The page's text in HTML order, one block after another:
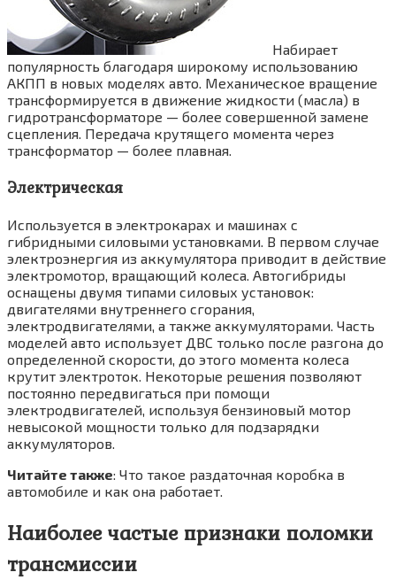
Набирает
популярность благодаря широкому использованию
АКПП в новых моделях авто. Механическое вращение
трансформируется в движение жидкости (масла) в
гидротрансформаторе — более совершенной замене
сцепления. Передача крутящего момента через
трансформатор — более плавная.
Электрическая
Используется в электрокарах и машинах с
гибридными силовыми установками. В первом случае
электроэнергия из аккумулятора приводит в действие
электромотор, вращающий колеса. Автогибриды
оснащены двумя типами силовых установок:
двигателями внутреннего сгорания,
электродвигателями, а также аккумуляторами. Часть
моделей авто использует ДВС только после разгона до
определенной скорости, до этого момента колеса
крутит электроток. Некоторые решения позволяют
постоянно передвигаться при помощи
электродвигателей, используя бензиновый мотор
невысокой мощности только для подзарядки
аккумуляторов.
Читайте также: Что такое раздаточная коробка в
автомобиле и как она работает.
Наиболее частые признаки поломки
трансмиссии